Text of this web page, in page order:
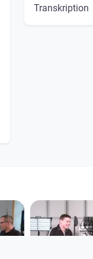
Transkription